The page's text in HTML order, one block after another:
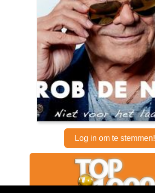
Log in om te stemmen!